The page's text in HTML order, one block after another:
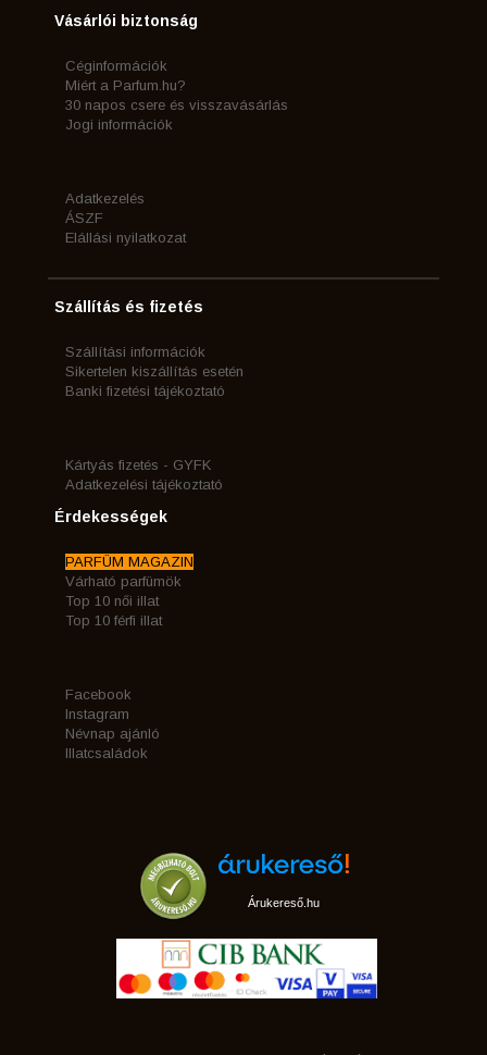
Vásárlói biztonság
Céginformációk
Miért a Parfum.hu?
30 napos csere és visszavásárlás
Jogi információk
Adatkezelés
ÁSZF
Elállási nyilatkozat
Szállítás és fizetés
Szállítási információk
Sikertelen kiszállítás esetén
Banki fizetési tájékoztató
Kártyás fizetés - GYFK
Adatkezelési tájékoztató
Érdekességek
PARFÜM MAGAZIN
Várható parfümök
Top 10 női illat
Top 10 férfi illat
Facebook
Instagram
Névnap ajánló
Illatcsaládok
Árukereső.hu